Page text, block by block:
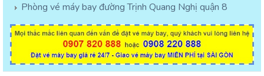
Phòng vé máy bay đường Trịnh Quang Nghị quận 8